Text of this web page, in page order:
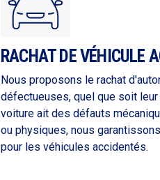
RACHAT DE VÉHICULE
Nous proposons le rachat
défectueuses, quel que soit leur
voiture ait des défauts
ou physiques, nous
pour les véhicules accidentés.